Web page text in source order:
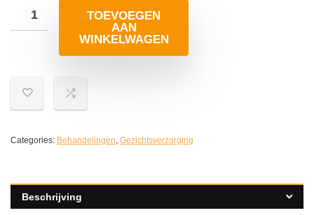
TOEVOEGEN
AAN
WINKELWAGEN
Categories: Behandelingen, Gezichtsverzorging
Beschrijving